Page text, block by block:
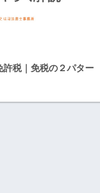
許税｜免税の２パター